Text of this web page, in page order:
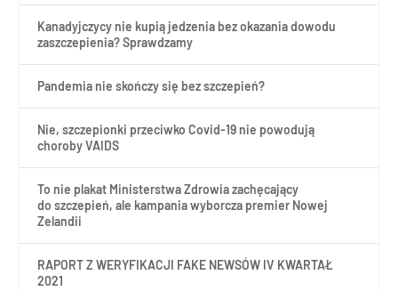
Kanadyjczycy nie kupią jedzenia bez okazania dowodu
zaszczepienia? Sprawdzamy
Pandemia nie skończy się bez szczepień?
Nie, szczepionki przeciwko Covid-19 nie powodują
choroby VAIDS
To nie plakat Ministerstwa Zdrowia zachęcający
do szczepień, ale kampania wyborcza premier Nowej
Zelandii
RAPORT Z WERYFIKACJI FAKE NEWSÓW IV KWARTAŁ
2021